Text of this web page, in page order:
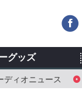
ディオニュース
グッズ